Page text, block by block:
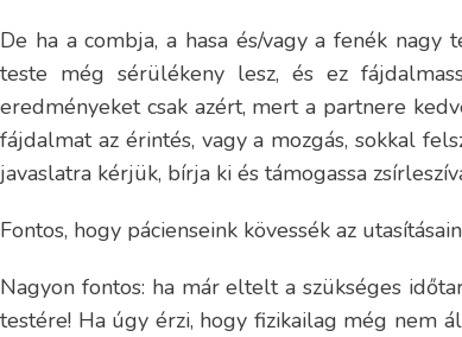
De ha a combja, a hasa és/vagy a fenék
teste még sérülékeny lesz, és ez
eredményeket csak azért, mert a partnere
fájdalmat az érintés, vagy a mozgás, sokkal
javaslatra kérjük, bírja ki és támogassa
Fontos, hogy pácienseink kövessék az
Nagyon fontos: ha már eltelt a szükséges
testére! Ha úgy érzi, hogy fizikailag még nem